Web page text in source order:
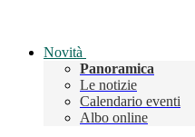
Novità
Panoramica
Le notizie
Calendario eventi
Albo online